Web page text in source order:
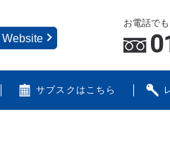
お電話で
サブスクはこちら